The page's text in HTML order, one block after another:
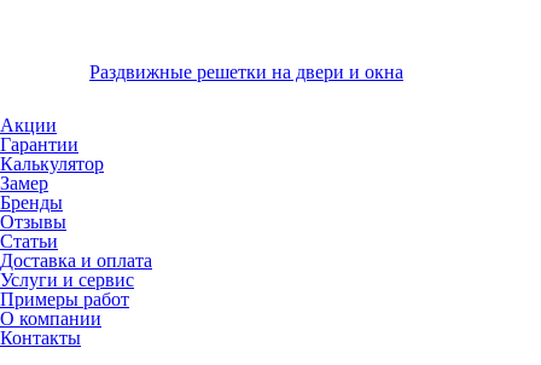
Раздвижные решетки на двери и окна
Акции
Гарантии
Калькулятор
Замер
Бренды
Отзывы
Статьи
Доставка и оплата
Услуги и сервис
Примеры работ
О компании
Контакты